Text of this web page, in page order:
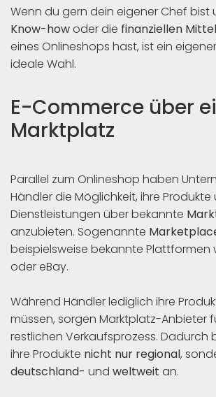
Wenn du gern dein eigener Chef bist
Know-howoder die finanziellen Mittel
eines Onlineshops hast, ist ein
ideale Wahl.
E-Commerce über
Marktplatz
Parallel zum Onlineshop haben
Händler die Möglichkeit, ihre Produkte
Dienstleistungen über bekannte
anzubieten. Sogenannte
beispielsweise bekannte Plattformen
oder eBay.
Während Händler lediglich ihre
müssen, sorgen Marktplatz-Anbieter
restlichen Verkaufsprozess. Dadurch
ihre Produkte nicht nur regional,
deutschland- und weltweit an.